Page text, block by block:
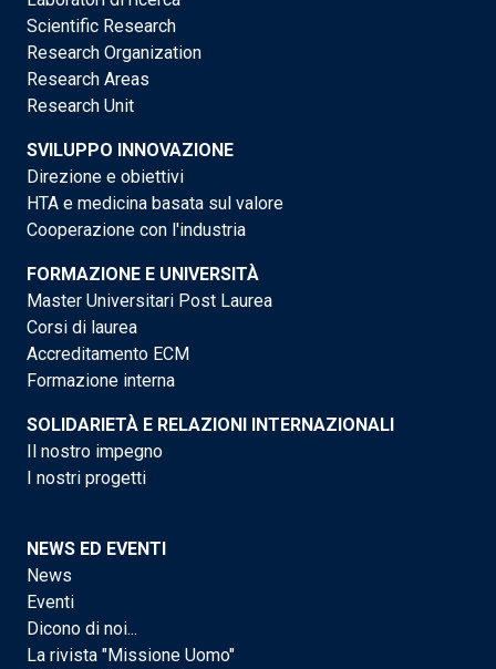
Scientific Research
Research Organization
Research Areas
Research Unit
SVILUPPO INNOVAZIONE
Direzione e obiettivi
HTA e medicina basata sul valore
Cooperazione con l'industria
FORMAZIONE E UNIVERSITÀ
Master Universitari Post Laurea
Corsi di laurea
Accreditamento ECM
Formazione interna
SOLIDARIETÀ E RELAZIONI INTERNAZIONALI
Il nostro impegno
I nostri progetti
NEWS ED EVENTI
News
Eventi
Dicono di noi...
La rivista "Missione Uomo"